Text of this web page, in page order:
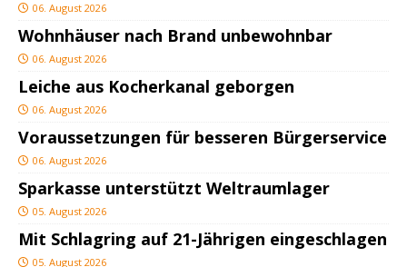
06. August 2026
Wohnhäuser nach Brand unbewohnbar
06. August 2026
Leiche aus Kocherkanal geborgen
06. August 2026
Voraussetzungen für besseren Bürgerservice
06. August 2026
Sparkasse unterstützt Weltraumlager
05. August 2026
Mit Schlagring auf 21-Jährigen eingeschlagen
05. August 2026